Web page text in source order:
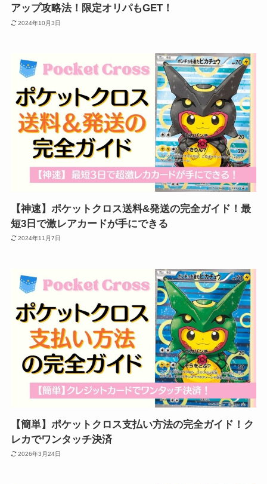
アップ攻略法！限定オリパもGET！
2024年10月3日
【神速】ポケットクロス送料&発送の完全ガイド！最
短3日で激レアカードが手にできる
2024年11月7日
【簡単】ポケットクロス支払い方法の完全ガイド！ク
レカでワンタッチ決済
2026年3月24日